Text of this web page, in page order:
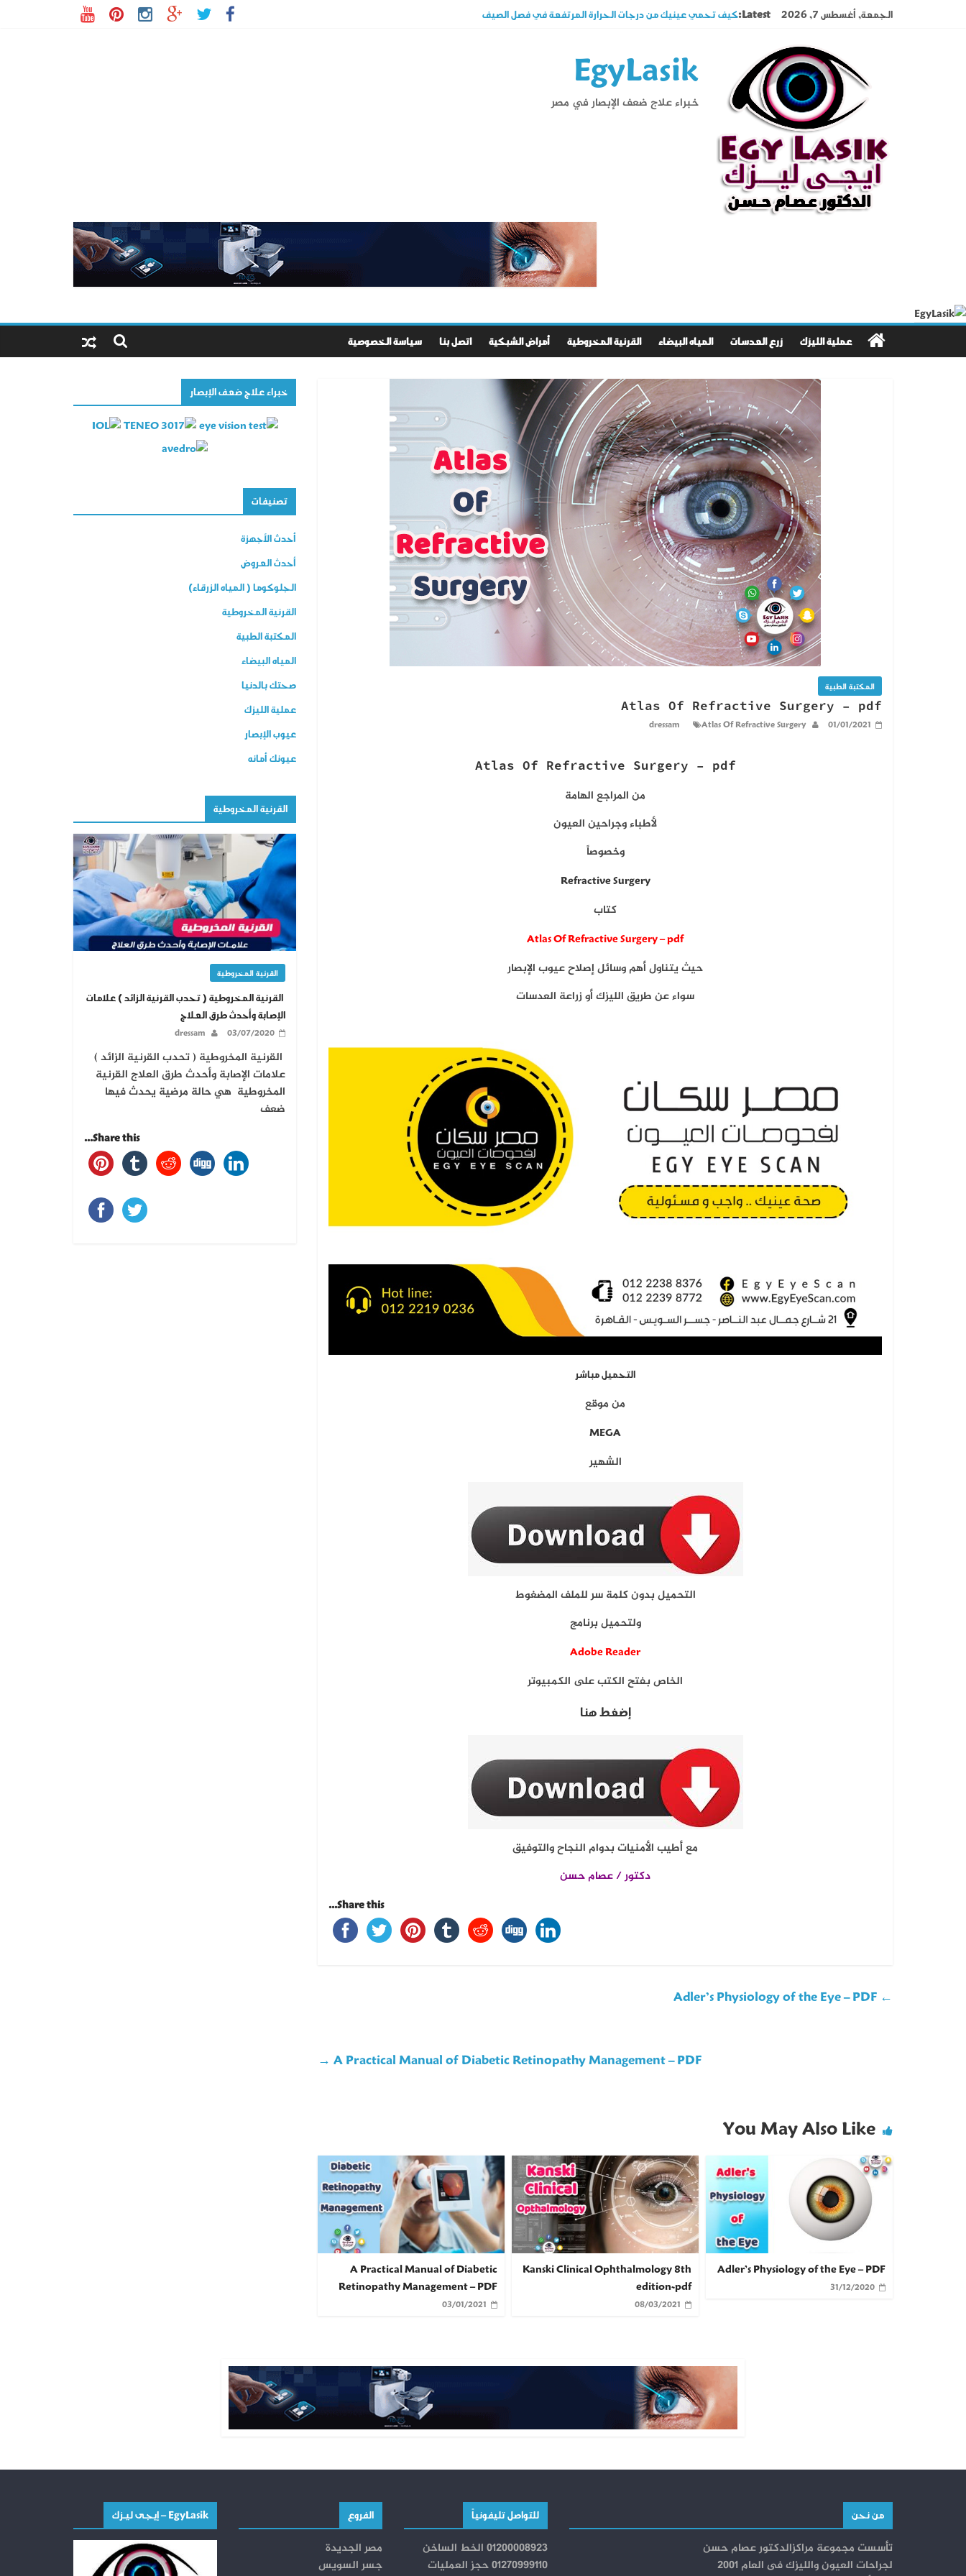
الجمعة, أغسطس 7, 2026 Latest: كيف تحمي عينيك من درجات الحرارة المرتفعة في فصل الصيف
السوبراكور تقنية تخلصك من نظارة القراءة فى دقائق تعرف على شروطها
حول العين فى الأطفال والكبار الأسباب وأحدث طرق العلاج
EgyLasik
خبراء علاج ضعف الإبصار في مصر
عملية الليزك زرع العدسات المياه البيضاء القرنية المخروطية أمراض الشبكية اتصل بنا سياسة الخصوصية
المكتبة الطبية
Atlas Of Refractive Surgery – pdf
01/01/2021
dressam Atlas Of Refractive Surgery
Atlas Of Refractive Surgery – pdf
من المراجع الهامة
لأطباء وجراحين العيون
وخصوصاً
Refractive Surgery
كتاب
Atlas Of Refractive Surgery – pdf
حيث يتناول أهم وسائل إصلاح عيوب الإبصار
سواء عن طريق الليزك أو زراعة العدسات
التحميل مباشر
من موقع
MEGA
الشهير
التحميل بدون كلمة سر للملف المضغوط
ولتحميل برنامج
Adobe Reader
الخاص بفتح الكتب على الكمبيوتر
إضغط هنا
مع أطيب الأمنيات بدوام النجاح والتوفيق
دكتور / عصام حسن
Share this...
←
A Practical Manual of Diabetic Retinopathy Management – PDF
→
You May Also Like
Adler’s Physiology of the Eye – PDF
31/12/2020
Kanski Clinical Ophthalmology 8th
edition-pdf
08/03/2021
A Practical Manual of Diabetic
Retinopathy Management – PDF
03/01/2021
خبراء علاج ضعف الإبصار
تصنيفات
أحدث الأجهزة
أحدث العروض
الجلوكوما ( المياه الزرقاء)
القرنية المخروطية
المكتبة الطبية
المياه البيضاء
صحتك بالدنيا
عملية الليزك
عيوب الإبصار
عيونك أمانه
القرنية المخروطية
القرنية المخروطية
القرنية المخروطية ( تحدب القرنية الزائد ) علامات
الإصابة وأحدث طرق العلاج
03/07/2020
dressam
القرنية المخروطية ( تحدب القرنية الزائد )
علامات الإصابة وأحدث طرق العلاج القرنية
المخروطية هي حالة مرضية يحدث فيها
ضعف
Share this...
من نحن
تأسست مجموعة مراكزالدكتور عصام حسن
لجراحات العيون والليزك فى العام 2001
للتواصل تليفونياً
01200008923 الخط الساخن
01270999110 حجز العمليات
الفروع
مصر الجديدة
جسر السويس
EgyLasik – إيجــى ليـــزك